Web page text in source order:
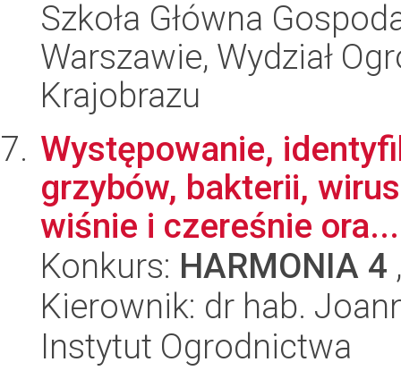
Szkoła Główna
Warszawie, Wydział
Krajobrazu
Występowanie,
grzybów, bakterii,
wiśnie i czereśnie ora...
Konkurs: HARMONIA 4
Kierownik: dr hab.
Instytut Ogrodnictwa